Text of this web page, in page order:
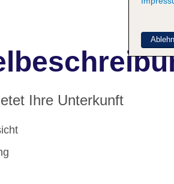
Ihre Unterkunft